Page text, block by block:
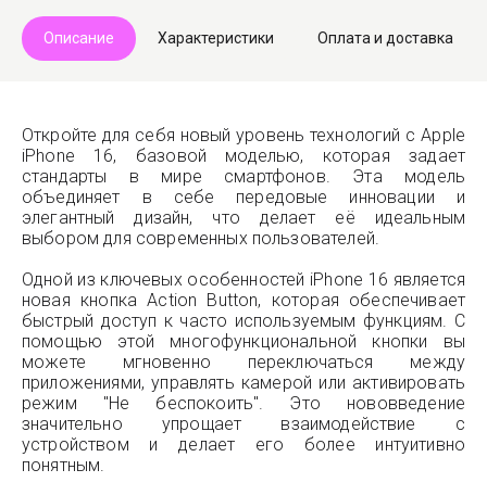
Описание Характеристики Оплата и доставка
Откройте для себя новый уровень технологий с Apple
iPhone 16, базовой моделью, которая задает
стандарты в мире смартфонов. Эта модель
объединяет в себе передовые инновации и
элегантный дизайн, что делает её идеальным
выбором для современных пользователей.
Одной из ключевых особенностей iPhone 16 является
новая кнопка Action Button, которая обеспечивает
быстрый доступ к часто используемым функциям. С
помощью этой многофункциональной кнопки вы
можете мгновенно переключаться между
приложениями, управлять камерой или активировать
режим "Не беспокоить". Это нововведение
значительно упрощает взаимодействие с
устройством и делает его более интуитивно
понятным.